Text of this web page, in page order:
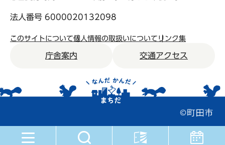
法人番号 6000020132098
このサイトについて個人情報の取扱いについて リンク集
庁舎案内 交通アクセス